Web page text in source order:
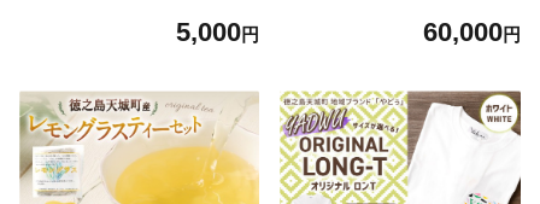
本） 合計約400ml タンカン
物 くだもの セット 九州 鹿児
島県 天城町 常温
5,000円
徳之島 天城町 観光 宿泊 チケ
禁煙 禁煙 宿泊チケット 駐車
場完備 寝室 リラックススペ
ース
60,000円